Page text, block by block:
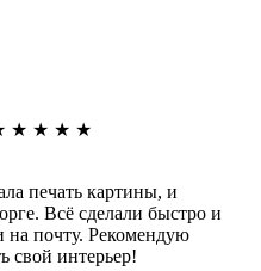
★ ★ ★ ★
печать картины, и
Всё сделали быстро и
на почту. Рекомендую
свой интерьер!